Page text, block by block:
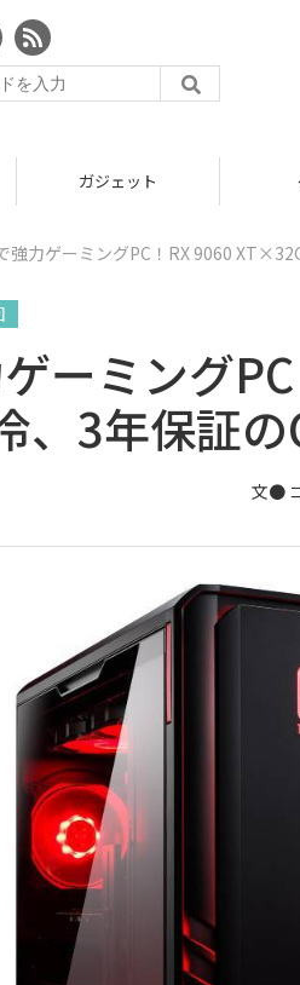
ゲーム
強力ゲーミングPC！RX 9060
ーミング
3年保証の
文●